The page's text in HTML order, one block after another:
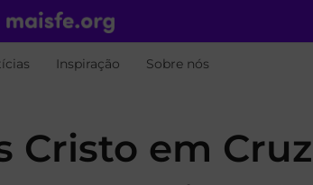
Inspiração Sobre nós
Cristo em Cruz